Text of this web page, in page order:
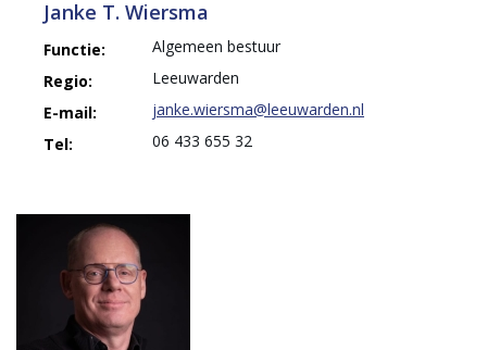
Janke T. Wiersma
Functie:
Algemeen bestuur
Regio:
Leeuwarden
E-mail:
janke.wiersma@leeuwarden.nl
Tel:
06 433 655 32